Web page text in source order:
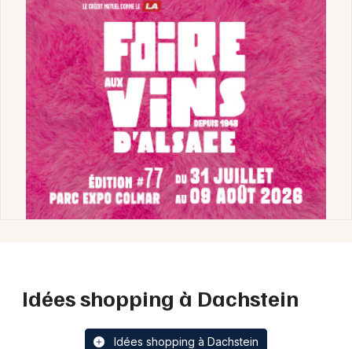
Idées shopping à Dachstein
Idées shopping à Dachstein